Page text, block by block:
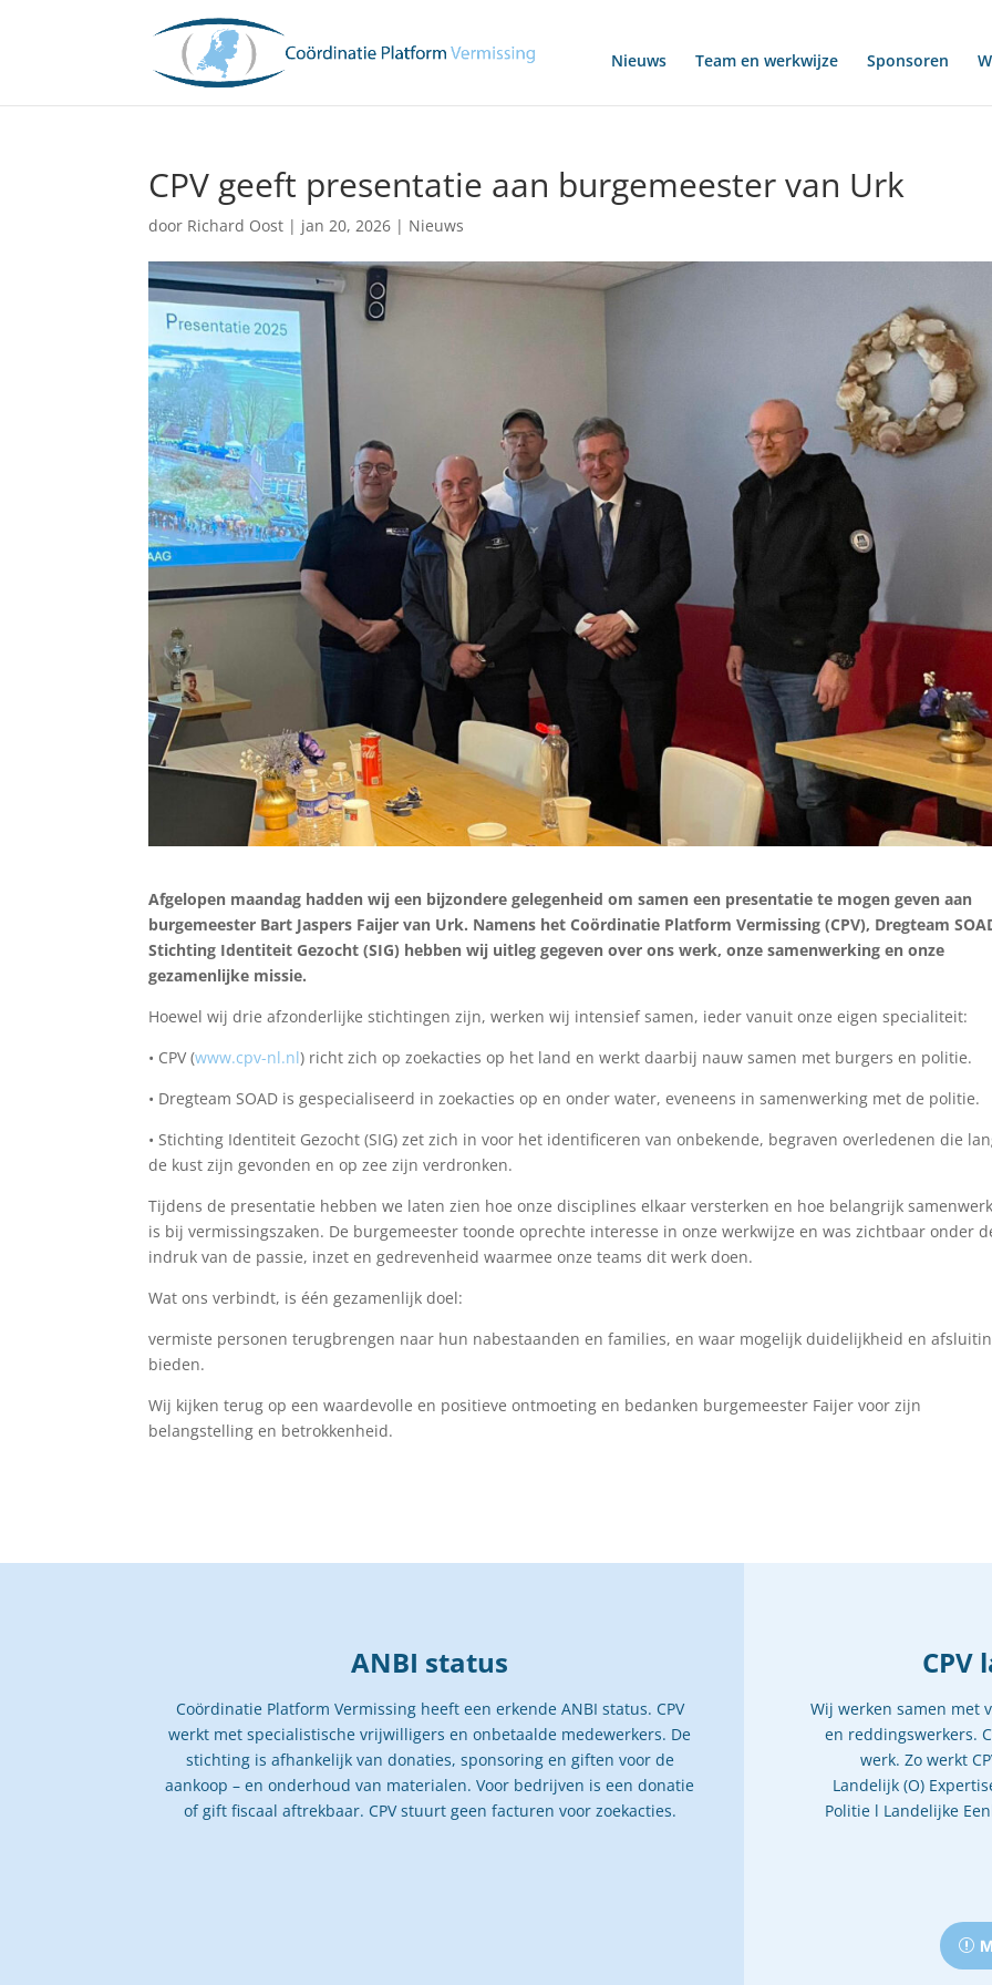
Nieuws Team en werkwijze Sponsoren
CPV geeft presentatie aan burgemeester van Urk
door Richard Oost | jan 20, 2026 | Nieuws
Afgelopen maandag hadden wij een bijzondere gelegenheid om samen een presentatie te mogen geven aan
burgemeester Bart Jaspers Faijer van Urk. Namens het Coördinatie Platform Vermissing (CPV), Dregteam
Stichting Identiteit Gezocht (SIG) hebben wij uitleg gegeven over ons werk, onze samenwerking en onze
gezamenlijke missie.
Hoewel wij drie afzonderlijke stichtingen zijn, werken wij intensief samen, ieder vanuit onze eigen specialiteit:
• CPV (www.cpv-nl.nl) richt zich op zoekacties op het land en werkt daarbij nauw samen met burgers en politie.
• Dregteam SOAD is gespecialiseerd in zoekacties op en onder water, eveneens in samenwerking met de politie.
• Stichting Identiteit Gezocht (SIG) zet zich in voor het identificeren van onbekende, begraven overledenen die
de kust zijn gevonden en op zee zijn verdronken.
Tijdens de presentatie hebben we laten zien hoe onze disciplines elkaar versterken en hoe belangrijk
is bij vermissingszaken. De burgemeester toonde oprechte interesse in onze werkwijze en was zichtbaar onder
indruk van de passie, inzet en gedrevenheid waarmee onze teams dit werk doen.
Wat ons verbindt, is één gezamenlijk doel:
vermiste personen terugbrengen naar hun nabestaanden en families, en waar mogelijk duidelijkheid en
bieden.
Wij kijken terug op een waardevolle en positieve ontmoeting en bedanken burgemeester Faijer voor zijn
belangstelling en betrokkenheid.
ANBI status
Coördinatie Platform Vermissing heeft een erkende ANBI status. CPV
werkt met specialistische vrijwilligers en onbetaalde medewerkers. De
stichting is afhankelijk van donaties, sponsoring en giften voor de
aankoop – en onderhoud van materialen. Voor bedrijven is een donatie
of gift fiscaal aftrekbaar. CPV stuurt geen facturen voor zoekacties.
CPV
Wij werken samen met
en reddingswerkers.
werk. Zo werkt
Landelijk (O)
Politie l Landelijke